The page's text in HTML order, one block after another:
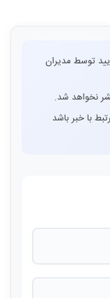
توسط مدیران
نخواهد شد.
با خبر باشد